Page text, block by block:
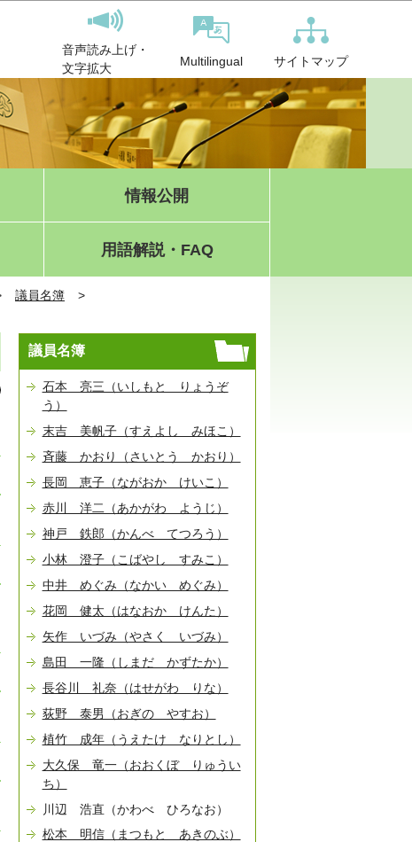
音声読み上げ・
文字拡大
Multilingual サイトマップ
情報公開
用語解説・FAQ
議員名簿
議員名簿
石本 亮三（いしもと りょうぞ
う）
末吉 美帆子（すえよし みほこ）
斉藤 かおり（さいとう かおり）
長岡 恵子（ながおか けいこ）
赤川 洋二（あかがわ ようじ）
神戸 鉄郎（かんべ てつろう）
小林 澄子（こばやし すみこ）
中井 めぐみ（なかい めぐみ）
花岡 健太（はなおか けんた）
矢作 いづみ（やさく いづみ）
島田 一隆（しまだ かずたか）
長谷川 礼奈（はせがわ りな）
荻野 泰男（おぎの やすお）
植竹 成年（うえたけ なりとし）
大久保 竜一（おおくぼ りゅうい
ち）
川辺 浩直（かわべ ひろなお）
松本 明信（まつもと あきのぶ）